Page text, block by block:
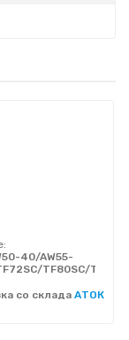
40/AW55-
TF80SC/
со склада АТОК